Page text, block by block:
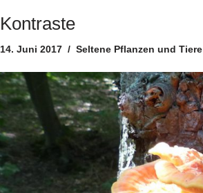
Kontraste
14. Juni 2017 Seltene Pflanzen und Tiere